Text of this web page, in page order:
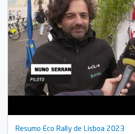
Resumo Eco Rally de Lisboa 2023